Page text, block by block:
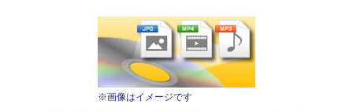
※画像はイメージです